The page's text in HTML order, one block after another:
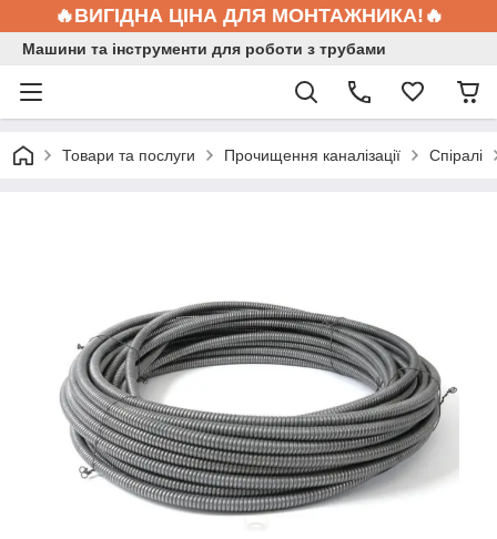
🔥ВИГІДНА ЦІНА ДЛЯ МОНТАЖНИКА!🔥
Машини та інструменти для роботи з трубами
Товари та послуги Прочищення каналізації Спіралі